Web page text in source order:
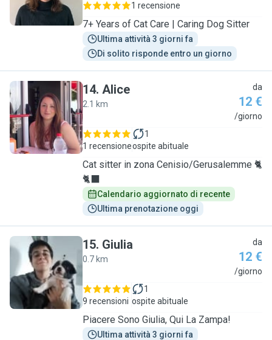
1 recensione
7+ Years of Cat Care | Caring Dog Sitter
Ultima attività 3 giorni fa
Di solito risponde entro un giorno
A
14. Alice
2.1 km
da
12 €
/giorno
1 recensione
1
ospite abituale
Cat sitter in zona Cenisio/Gerusalemme 🐈
🐈‍⬛
Calendario aggiornato di recente
Ultima prenotazione oggi
G
15. Giulia
0.7 km
da
12 €
/giorno
9 recensioni
1
ospite abituale
Piacere Sono Giulia, Qui La Zampa!
Ultima attività 3 giorni fa